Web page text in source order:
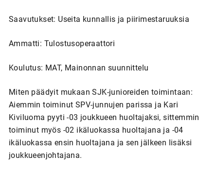
Saavutukset: Useita kunnallis ja piirimestaruuksia
Ammatti: Tulostusoperaattori
Koulutus: MAT, Mainonnan suunnittelu
Miten päädyit mukaan SJK-junioreiden toimintaan:
Aiemmin toiminut SPV-junnujen parissa ja Kari
Kiviluoma pyyti -03 joukkueen huoltajaksi, sittemmin
toiminut myös -02 ikäluokassa huoltajana ja -04
ikäluokassa ensin huoltajana ja sen jälkeen lisäksi
joukkueenjohtajana.